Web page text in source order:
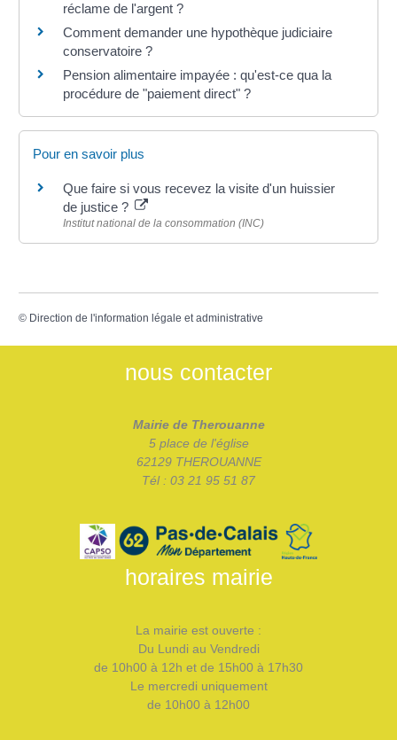
réclame de l'argent ?
Comment demander une hypothèque judiciaire
conservatoire ?
Pension alimentaire impayée : qu'est-ce qua la
procédure de "paiement direct" ?
Pour en savoir plus
Que faire si vous recevez la visite d'un huissier
de justice ?
Institut national de la consommation (INC)
© Direction de l'information légale et administrative
nous contacter
Mairie de Therouanne
5 place de l'église
62129 THEROUANNE
Tél : 03 21 95 51 87
horaires mairie
La mairie est ouverte :
Du Lundi au Vendredi
de 10h00 à 12h et de 15h00 à 17h30
Le mercredi uniquement
de 10h00 à 12h00